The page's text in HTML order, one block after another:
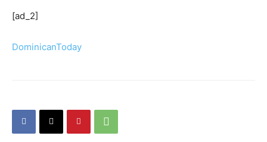
[ad_2]
DominicanToday